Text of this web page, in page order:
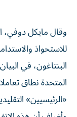
وقال مايكل
للاستحواذ
البنتاغون، ‌في
المتحدة نطاق
«الرئيسيين»